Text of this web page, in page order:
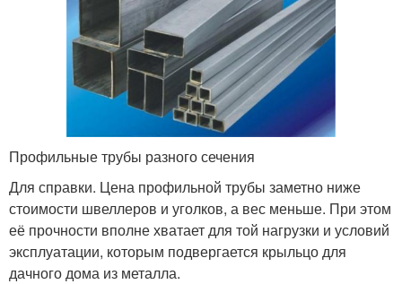
Профильные трубы разного сечения
Для справки. Цена профильной трубы заметно ниже
стоимости швеллеров и уголков, а вес меньше. При этом
её прочности вполне хватает для той нагрузки и условий
эксплуатации, которым подвергается крыльцо для
дачного дома из металла.